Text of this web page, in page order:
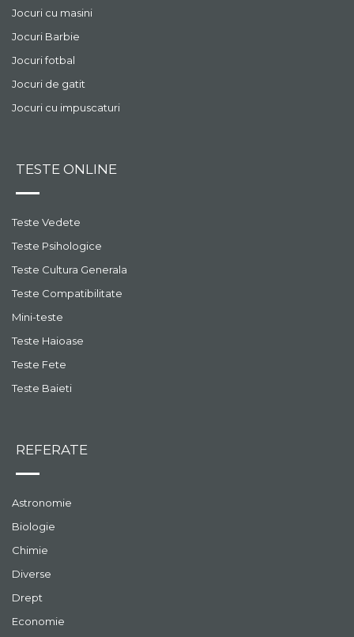
Jocuri cu masini
Jocuri Barbie
Jocuri fotbal
Jocuri de gatit
Jocuri cu impuscaturi
TESTE ONLINE
Teste Vedete
Teste Psihologice
Teste Cultura Generala
Teste Compatibilitate
Mini-teste
Teste Haioase
Teste Fete
Teste Baieti
REFERATE
Astronomie
Biologie
Chimie
Diverse
Drept
Economie